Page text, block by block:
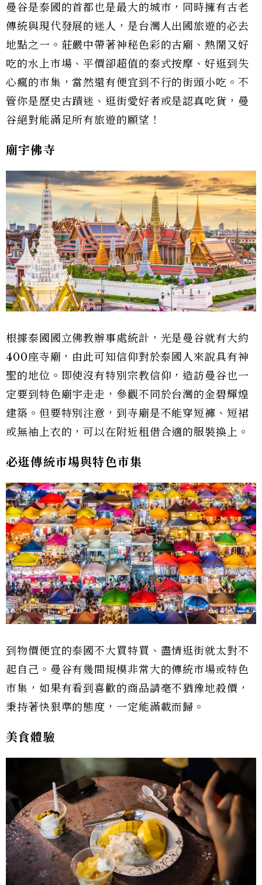
曼谷是泰國的首都也是最大的城市，同時擁有古老
傳統與現代發展的迷人，是台灣人出國旅遊的必去
地點之一。莊嚴中帶著神秘色彩的古廟、熱鬧又好
吃的水上市場、平價卻超值的泰式按摩、好逛到失
心瘋的市集，當然還有便宜到不行的街頭小吃。不
管你是歷史古蹟迷、逛街愛好者或是認真吃貨，曼
谷絕對能滿足所有旅遊的願望！
廟宇佛寺
根據泰國國立佛教辦事處統計，光是曼谷就有大約
400座寺廟，由此可知信仰對於泰國人來說具有神
聖的地位。即使沒有特別宗教信仰，造訪曼谷也一
定要到特色廟宇走走，參觀不同於台灣的金碧輝煌
建築。但要特別注意，到寺廟是不能穿短褲、短裙
或無袖上衣的，可以在附近租借合適的服裝換上。
必逛傳統市場與特色市集
到物價便宜的泰國不大買特買、盡情逛街就太對不
起自己。曼谷有幾間規模非常大的傳統市場或特色
市集，如果有看到喜歡的商品請毫不猶豫地殺價，
秉持著快狠準的態度，一定能滿載而歸。
美食體驗